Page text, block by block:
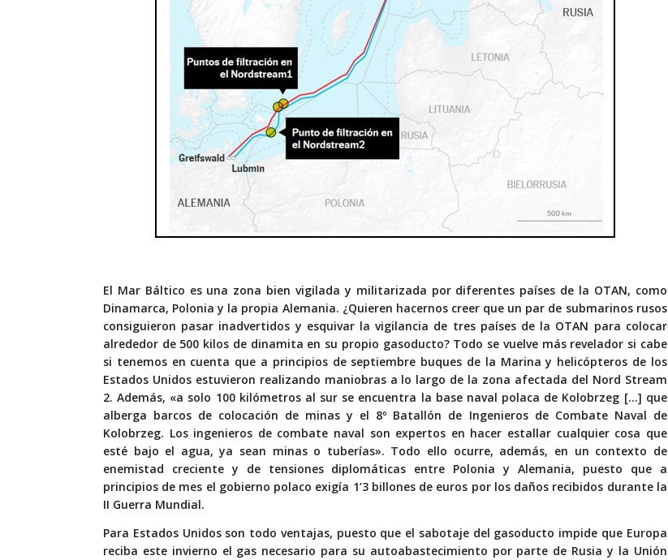
El Mar Báltico es una zona bien vigilada y militarizada por diferentes países de la OTAN, como
Dinamarca, Polonia y la propia Alemania. ¿Quieren hacernos creer que un par de submarinos rusos
consiguieron pasar inadvertidos y esquivar la vigilancia de tres países de la OTAN para colocar
alrededor de 500 kilos de dinamita en su propio gasoducto? Todo se vuelve más revelador si cabe
si tenemos en cuenta que a principios de septiembre buques de la Marina y helicópteros de los
Estados Unidos estuvieron realizando maniobras a lo largo de la zona afectada del Nord Stream
2. Además, «a solo 100 kilómetros al sur se encuentra la base naval polaca de Kolobrzeg […] que
alberga barcos de colocación de minas y el 8º Batallón de Ingenieros de Combate Naval de
Kolobrzeg. Los ingenieros de combate naval son expertos en hacer estallar cualquier cosa que
esté bajo el agua, ya sean minas o tuberías». Todo ello ocurre, además, en un contexto de
enemistad creciente y de tensiones diplomáticas entre Polonia y Alemania, puesto que a
principios de mes el gobierno polaco exigía 1’3 billones de euros por los daños recibidos durante la
II Guerra Mundial.
Para Estados Unidos son todo ventajas, puesto que el sabotaje del gasoducto impide que Europa
reciba este invierno el gas necesario para su autoabastecimiento por parte de Rusia y la Unión